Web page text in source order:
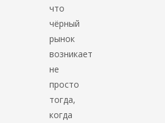
что
чёрный
рынок
возникает
не
просто
тогда,
когда